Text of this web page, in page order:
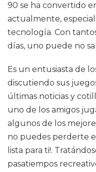
90 se ha convertido
actualmente,
tecnología. Con
días, uno puede no
Es un entusiasta de
discutiendo sus
últimas noticias y
uno de los amigos
algunos de los
no puedes perderte
lista para ti!.
pasatiempos